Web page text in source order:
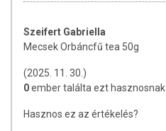
Szeifert Gabriella
Mecsek Orbáncfű tea 50g
(2025. 11. 30.)
0ember találta ezt hasznosnak
Hasznos ez az értékelés?